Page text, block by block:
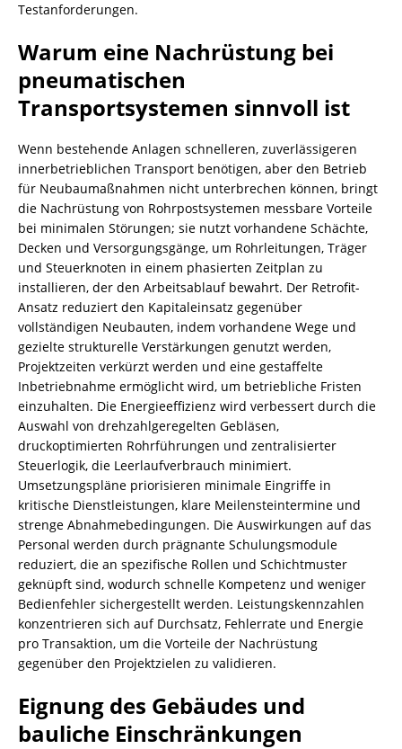
Testanforderungen.
Warum eine Nachrüstung bei
pneumatischen
Transportsystemen sinnvoll ist
Wenn bestehende Anlagen schnelleren, zuverlässigeren
innerbetrieblichen Transport benötigen, aber den Betrieb
für Neubaumaßnahmen nicht unterbrechen können, bringt
die Nachrüstung von Rohrpostsystemen messbare Vorteile
bei minimalen Störungen; sie nutzt vorhandene Schächte,
Decken und Versorgungsgänge, um Rohrleitungen, Träger
und Steuerknoten in einem phasierten Zeitplan zu
installieren, der den Arbeitsablauf bewahrt. Der Retrofit-
Ansatz reduziert den Kapitaleinsatz gegenüber
vollständigen Neubauten, indem vorhandene Wege und
gezielte strukturelle Verstärkungen genutzt werden,
Projektzeiten verkürzt werden und eine gestaffelte
Inbetriebnahme ermöglicht wird, um betriebliche Fristen
einzuhalten. Die Energieeffizienz wird verbessert durch die
Auswahl von drehzahlgeregelten Gebläsen,
druckoptimierten Rohrführungen und zentralisierter
Steuerlogik, die Leerlaufverbrauch minimiert.
Umsetzungspläne priorisieren minimale Eingriffe in
kritische Dienstleistungen, klare Meilensteintermine und
strenge Abnahmebedingungen. Die Auswirkungen auf das
Personal werden durch prägnante Schulungsmodule
reduziert, die an spezifische Rollen und Schichtmuster
geknüpft sind, wodurch schnelle Kompetenz und weniger
Bedienfehler sichergestellt werden. Leistungskennzahlen
konzentrieren sich auf Durchsatz, Fehlerrate und Energie
pro Transaktion, um die Vorteile der Nachrüstung
gegenüber den Projektzielen zu validieren.
Eignung des Gebäudes und
bauliche Einschränkungen